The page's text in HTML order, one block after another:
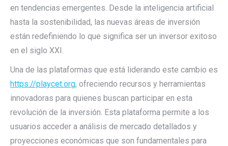
en tendencias emergentes. Desde la inteligencia artificial
hasta la sostenibilidad, las nuevas áreas de inversión
están redefiniendo lo que significa ser un inversor exitoso
en el siglo XXI.
Una de las plataformas que está liderando este cambio es
https://playcet.org, ofreciendo recursos y herramientas
innovadoras para quienes buscan participar en esta
revolución de la inversión. Esta plataforma permite a los
usuarios acceder a análisis de mercado detallados y
proyecciones económicas que son fundamentales para